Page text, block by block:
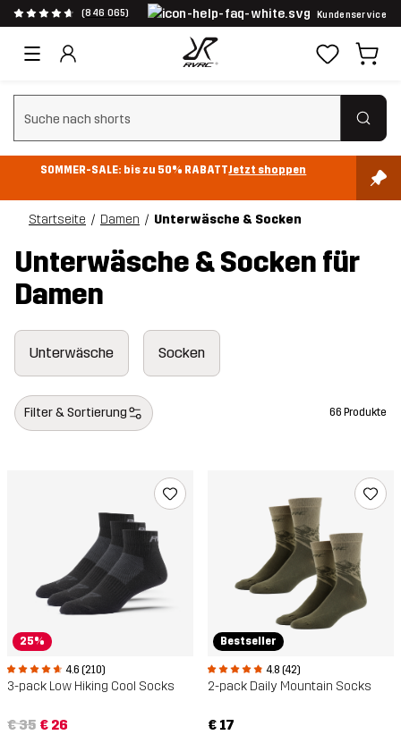
(846 065) Kundenservice
Suchfilter löschen
SOMMER-SALE: bis zu 50% RABATTJetzt shoppen
Startseite Damen Unterwäsche & Socken
Unterwäsche & Socken für
Damen
Unterwäsche Socken
Filter & Sortierung 66 Produkte
25%
4.6 (210)
3-pack Low Hiking Cool Socks
€ 35 € 26
Bestseller
4.8 (42)
2-pack Daily Mountain Socks
€ 17